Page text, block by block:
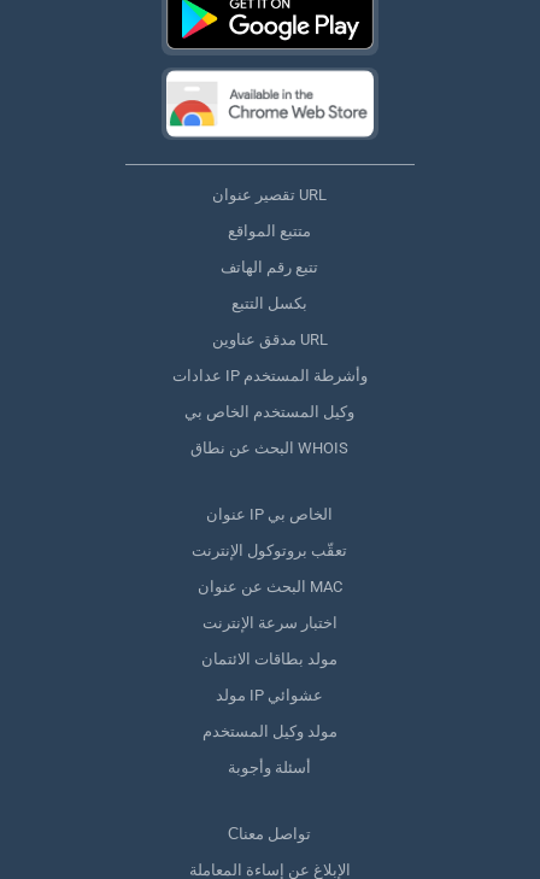
تقصير عنوان URL
متتبع المواقع
تتبع رقم الهاتف
بكسل التتبع
مدقق عناوين URL
عدادات IP وأشرطة المستخدم
وكيل المستخدم الخاص بي
البحث عن نطاق WHOIS
عنوان IP الخاص بي
تعقّب بروتوكول الإنترنت
البحث عن عنوان MAC
اختبار سرعة الإنترنت
مولد بطاقات الائتمان
مولد IP عشوائي
مولد وكيل المستخدم
أسئلة وأجوبة
Сتواصل معنا
الإبلاغ عن إساءة المعاملة